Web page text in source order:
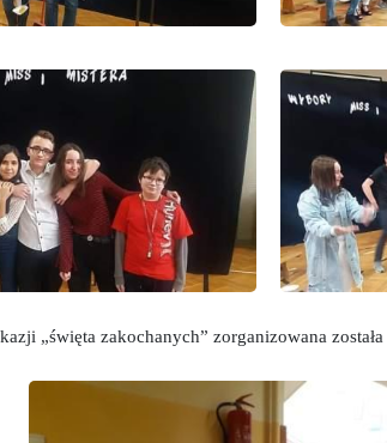
„święta zakochanych” zorganizowana została